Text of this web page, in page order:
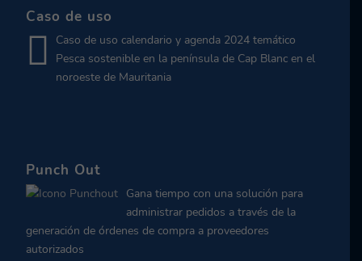
Caso de uso
Caso de uso calendario y agenda 2024 temático
Pesca sostenible en la península de Cap Blanc en el
noroeste de Mauritania
Punch Out
Gana tiempo con una solución para
administrar pedidos a través de la
generación de órdenes de compra a proveedores
autorizados